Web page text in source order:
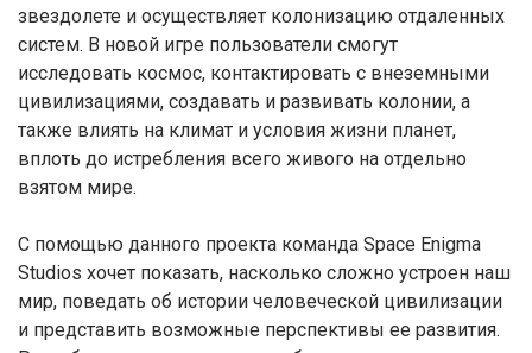
звездолете и осуществляет колонизацию отдаленных
систем. В новой игре пользователи смогут
исследовать космос, контактировать с внеземными
цивилизациями, создавать и развивать колонии, а
также влиять на климат и условия жизни планет,
вплоть до истребления всего живого на отдельно
взятом мире.
С помощью данного проекта команда Space Enigma
Studios хочет показать, насколько сложно устроен наш
мир, поведать об истории человеческой цивилизации
и представить возможные перспективы ее развития.